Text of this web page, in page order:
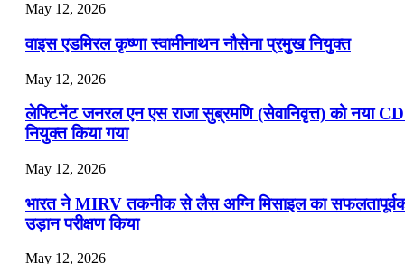
May 12, 2026
वाइस एडमिरल कृष्णा स्वामीनाथन नौसेना प्रमुख नियुक्त
May 12, 2026
लेफ्टिनेंट जनरल एन एस राजा सुब्रमणि (सेवानिवृत्त) को नया
नियुक्त किया गया
May 12, 2026
भारत ने MIRV तकनीक से लैस अग्नि मिसाइल का
उड़ान परीक्षण किया
May 12, 2026